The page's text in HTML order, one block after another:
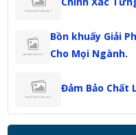
Bồn khuấy Giải
Cho Mọi Ngành.
Đảm Bảo Chất